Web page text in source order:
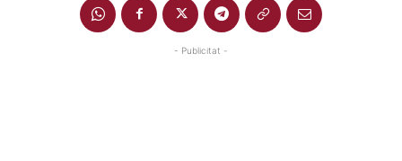
- Publicitat -